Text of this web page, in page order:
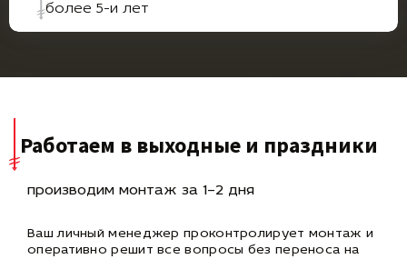
более 5-и лет
Работаем в выходные и праздники
производим монтаж за 1–2 дня
Ваш личный менеджер проконтролирует монтаж и
оперативнорешит все вопросы без переноса на